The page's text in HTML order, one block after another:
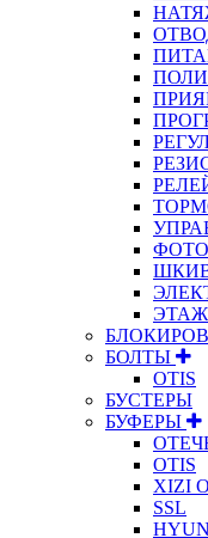
БОЛТЫ
OTIS
БУСТЕРЫ
БУФЕРЫ
OTIS
XIZI
SSL